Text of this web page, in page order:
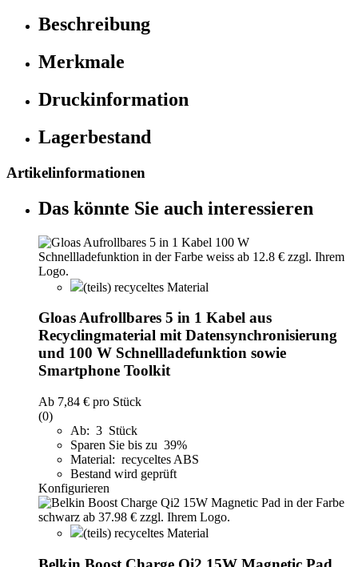
Beschreibung
Merkmale
Druckinformation
Lagerbestand
Artikelinformationen
Das könnte Sie auch interessieren
(teils) recyceltes Material
Gloas Aufrollbares 5 in 1 Kabel aus
Recyclingmaterial mit Datensynchronisierung
und 100 W Schnellladefunktion sowie
Smartphone Toolkit
Ab 7,84 € pro Stück
(0)
Ab: 3 Stück
Sparen Sie bis zu 39%
Material: recyceltes ABS
Bestand wird geprüft
Konfigurieren
(teils) recyceltes Material